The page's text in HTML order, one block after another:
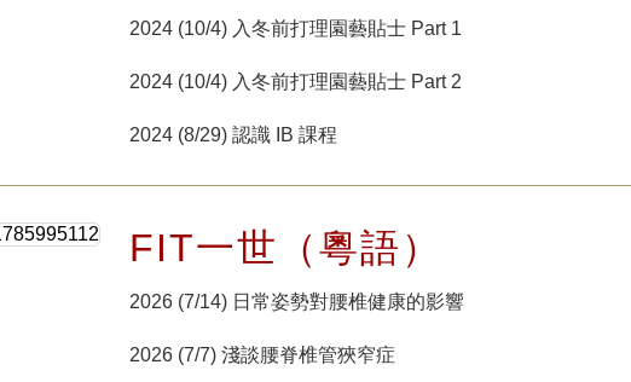
2024 (10/4) 入冬前打理園藝貼士 Part 1
2024 (10/4) 入冬前打理園藝貼士 Part 2
2024 (8/29) 認識 IB 課程
FIT一世（粵語）
2026 (7/14) 日常姿勢對腰椎健康的影響
2026 (7/7) 淺談腰脊椎管狹窄症